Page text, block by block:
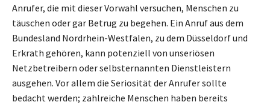
Anrufer, die mit dieser Vorwahl versuchen, Menschen zu
täuschen oder gar Betrug zu begehen. Ein Anruf aus dem
Bundesland Nordrhein-Westfalen, zu dem Düsseldorf und
Erkrath gehören, kann potenziell von unseriösen
Netzbetreibern oder selbsternannten Dienstleistern
ausgehen. Vor allem die Seriosität der Anrufer sollte
bedacht werden; zahlreiche Menschen haben bereits